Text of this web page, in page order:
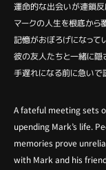
運命的な出会いが連鎖
マークの人生を根底から
記憶がおぼろげになって
彼の友人たちと一緒に
手遅れになる前に急いで
A fateful meeting sets
upending Mark’s life.
memories prove
with Mark and his